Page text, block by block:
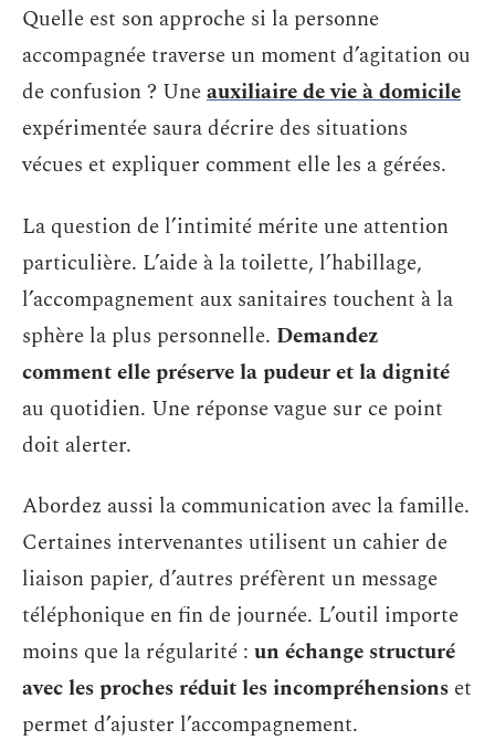
Quelle est son approche si la personne
accompagnée traverse un moment d’agitation ou
de confusion ? Uneauxiliaire de vie à domicile
expérimentée saura décrire des situations
vécues et expliquer comment elle les a gérées.
La question de l’intimité mérite une attention
particulière. L’aide à la toilette, l’habillage,
l’accompagnement aux sanitaires touchent à la
sphère la plus personnelle. Demandez
comment elle préserve la pudeur et la dignité
au quotidien. Une réponse vague sur ce point
doit alerter.
Abordez aussi la communication avec la famille.
Certaines intervenantes utilisent un cahier de
liaison papier, d’autres préfèrent un message
téléphonique en fin de journée. L’outil importe
moins que la régularité : un échange structuré
avec les proches réduit les incompréhensions et
permet d’ajuster l’accompagnement.